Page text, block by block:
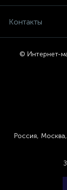
Контакты
© Интернет-
Россия, Москва,